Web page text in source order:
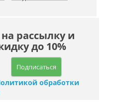
рассылку и
до 10%
Подписаться
обработки